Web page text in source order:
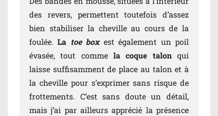
des revers, permettent toutefois d’assez
bien stabiliser la cheville au cours de la
foulée.La toe box est également un poil
évasée, tout comme la coque talonqui
laisse suffisamment de place au talon et à
la cheville pour s’exprimer sans risque de
frottements. C’est sans doute un détail,
mais j’ai par ailleurs apprécié la présence